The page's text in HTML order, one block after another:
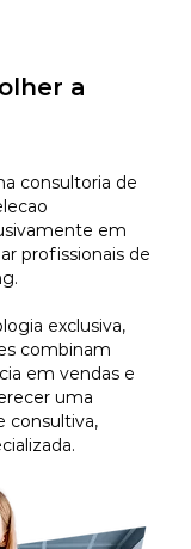
a
consultoria de
em
profissionais de
exclusiva,
combinam
em vendas e
uma
consultiva,